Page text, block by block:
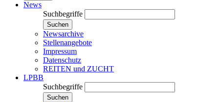
News
Suchbegriffe
Suchen
Newsarchive
Stellenangebote
Impressum
Datenschutz
REITEN und ZUCHT
LPBB
Suchbegriffe
Suchen